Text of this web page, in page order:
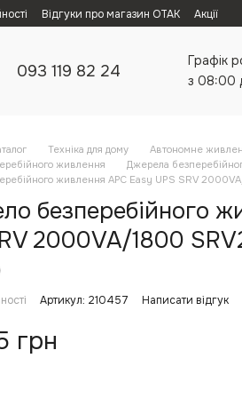
Відгуки про магазин ОТАК Акції
093 119 82 24
Графік
з 08:00
Техніка для дому
Автономне
живлення
Джерела
живлення APC Easy UPS SRV
безперебійного
2000VA/1800
Артикул: 210457 Написати відгук
грн